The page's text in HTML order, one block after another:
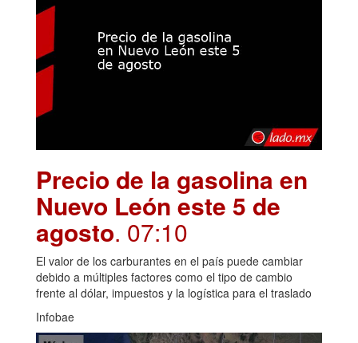
Precio de la gasolina en
Nuevo León este 5 de
agosto. 07:10
El valor de los carburantes en el país puede cambiar
debido a múltiples factores como el tipo de cambio
frente al dólar, impuestos y la logística para el traslado
Infobae